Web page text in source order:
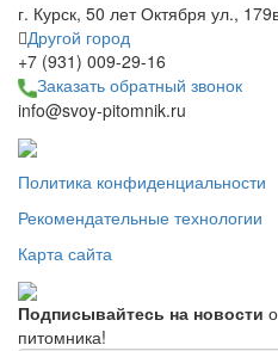
г. Курск, 50 лет Октября ул.,
Другой город
+7 (931) 009-29-16
Заказать обратный звонок
info@svoy-pitomnik.ru
Политика конфиденциальности
Рекомендательные технологии
Карта сайта
Подписывайтесь на новости
питомника!